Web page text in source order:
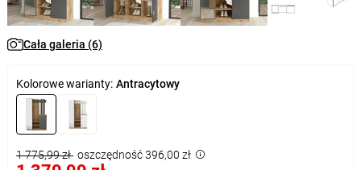
Cała galeria (6)
Kolorowe warianty: Antracytowy
1 775,99 zł oszczędność 396,00 zł